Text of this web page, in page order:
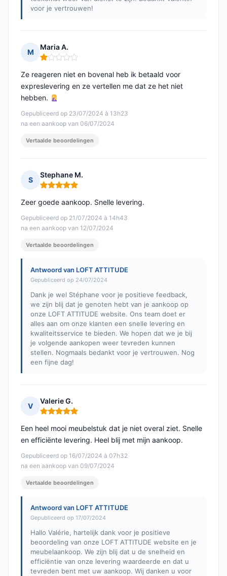
voor je vertrouwen!
M
Maria A.
Opmerking: 1 van 5
Gepubliceerd op 23/07/2024 à 13h23
na een aankoop van 06/07/2024
Ze reageren niet en bovenal heb ik betaald voor
expreslevering en ze vertellen me dat ze het niet
hebben.
Vertaalde beoordelingen
S
Stephane M.
Opmerking: 5 van 5
Gepubliceerd op 21/07/2024 à 14h43
na een aankoop van 12/07/2024
Zeer goede aankoop. Snelle levering.
Vertaalde beoordelingen
Antwoord van LOFT ATTITUDE
Gepubliceerd op 24/07/2024
Dank je wel Stéphane voor je positieve feedback,
we zijn blij dat je genoten hebt van je aankoop op
onze LOFT ATTITUDE website. Ons team doet er
alles aan om onze klanten een snelle levering en
kwaliteitsservice te bieden. We hopen dat we je bij
je volgende aankopen weer tevreden kunnen
stellen. Nogmaals bedankt voor je vertrouwen. Nog
een fijne dag!
V
Valerie G.
Opmerking: 5 van 5
Gepubliceerd op 16/07/2024 à 07h32
na een aankoop van 09/07/2024
Een heel mooi meubelstuk dat je niet overal ziet. Snelle
en efficiënte levering. Heel blij met mijn aankoop.
Vertaalde beoordelingen
Antwoord van LOFT ATTITUDE
Gepubliceerd op 17/07/2024
Hallo Valérie, hartelijk dank voor je positieve
beoordeling van onze LOFT ATTITUDE website en je
meubelaankoop. We zijn blij dat u de snelheid en
efficiëntie van onze levering waardeerde en dat u
tevreden bent met uw aankoop. Wij danken u voor